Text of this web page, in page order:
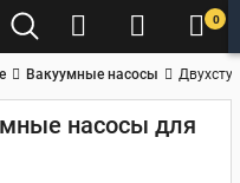
0
Вакуумные насосы
насосы для